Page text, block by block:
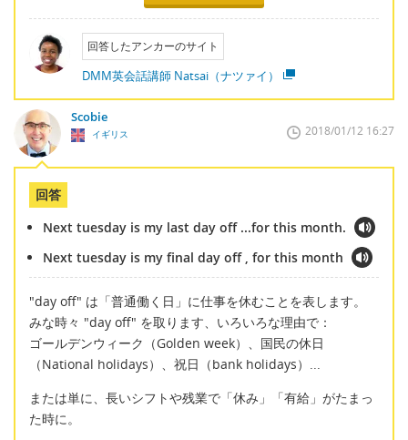
回答したアンカーのサイト
DMM英会話講師 Natsai（ナツァイ）
Scobie
イギリス 2018/01/12 16:27
回答
Next tuesday is my last day off ...for this month.
Next tuesday is my final day off , for this month
"day off" は「普通働く日」に仕事を休むことを表します。
みな時々 "day off" を取ります、いろいろな理由で：
ゴールデンウィーク（Golden week）、国民の休日
（National holidays）、祝日（bank holidays）...
または単に、長いシフトや残業で「休み」「有給」がたまっ
た時に。